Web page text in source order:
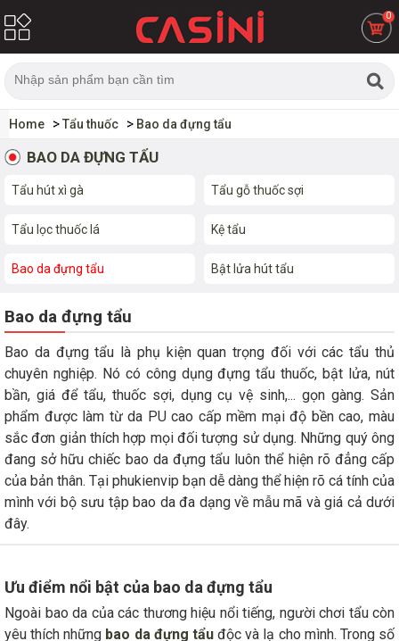
0
Home Tẩu thuốc Bao da đựng tẩu
BAO DA ĐỰNG TẨU
Tẩu hút xì gà Tẩu gỗ thuốc sợi
Tẩu lọc thuốc lá Kệ tẩu
Bao da đựng tẩu Bật lửa hút tẩu
Bao da đựng tẩu
Bao da đựng tẩu là phụ kiện quan trọng đối với các tẩu thủ
chuyên nghiệp. Nó có công dụng đựng tẩu thuốc, bật lửa, nút
bần, giá để tẩu, thuốc sợi, dụng cụ vệ sinh,... gọn gàng. Sản
phẩm được làm từ da PU cao cấp mềm mại độ bền cao, màu
sắc đơn giản thích hợp mọi đối tượng sử dụng. Những quý ông
đang sở hữu chiếc bao da đựng tẩu luôn thể hiện rõ đẳng cấp
của bản thân. Tại phukienvip bạn dễ dàng thể hiện rõ cá tính của
mình với bộ sưu tập bao da đa dạng về mẫu mã và giá cả dưới
đây.
Ưu điểm nổi bật của bao da đựng tẩu
Ngoài bao da của các thương hiệu nổi tiếng, người chơi tẩu còn
yêu thích những bao da đựng tẩuđộc và lạ cho mình. Trong số